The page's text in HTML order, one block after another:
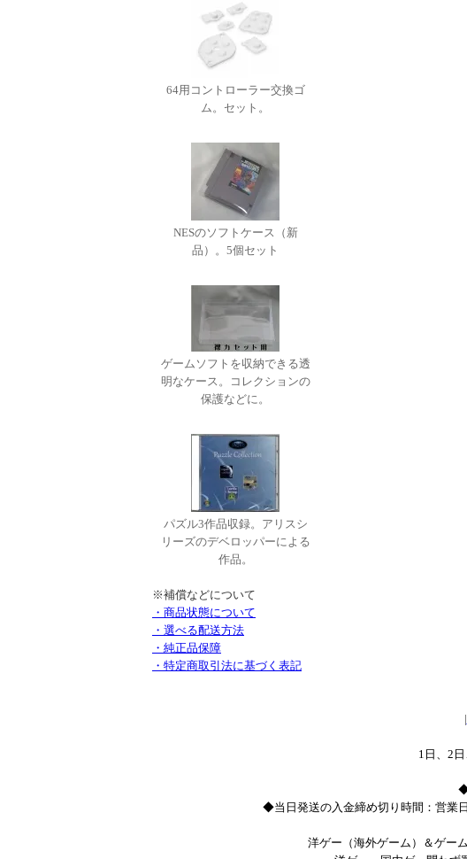
64用コントローラー交換ゴ
ム。セット。
NESのソフトケース（新
品）。5個セット
ゲームソフトを収納できる透
明なケース。コレクションの
保護などに。
パズル3作品収録。アリスシ
リーズのデベロッパーによる
作品。
※補償などについて
・商品状態について
・選べる配送方法
・純正品保障
・特定商取引法に基づく表記
|
1日、2
◆
◆当日発送の入金締め切り時間：営業
洋ゲー（海外ゲーム）＆ゲー